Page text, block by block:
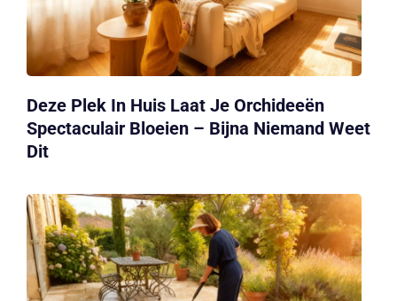
Deze Plek In Huis Laat Je Orchideeën
Spectaculair Bloeien – Bijna Niemand Weet
Dit